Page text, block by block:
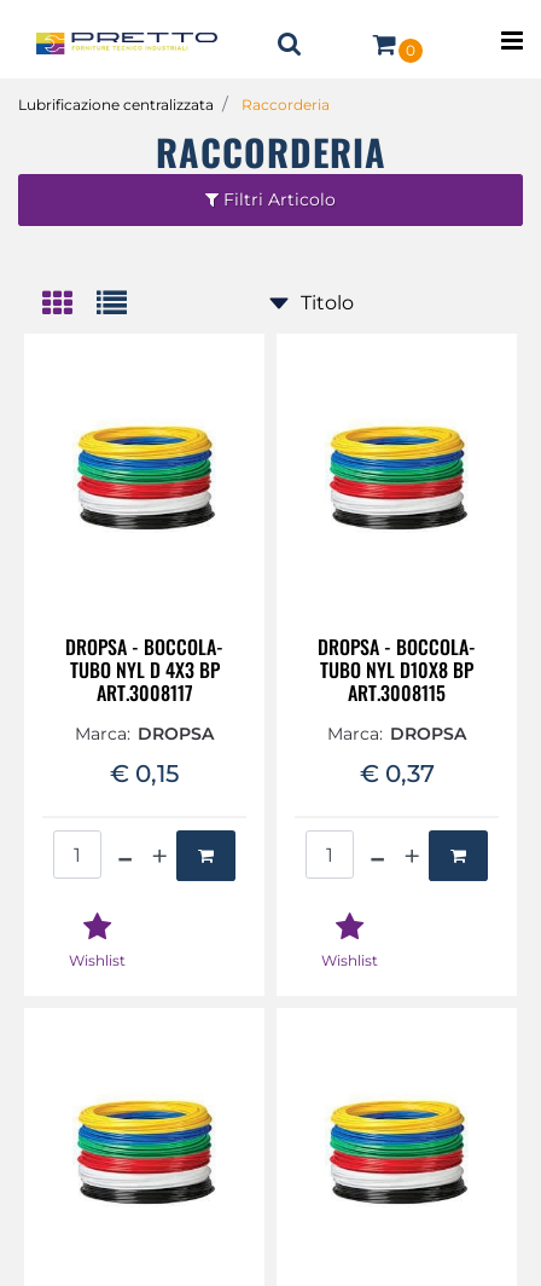
0
Lubrificazione centralizzata Raccorderia
RACCORDERIA
Filtri Articolo
DROPSA - BOCCOLA-
TUBO NYL D 4X3 BP
ART.3008117
Marca: DROPSA
€ 0,15
Wishlist
DROPSA - BOCCOLA-
TUBO NYL D10X8 BP
ART.3008115
Marca: DROPSA
€ 0,37
Wishlist